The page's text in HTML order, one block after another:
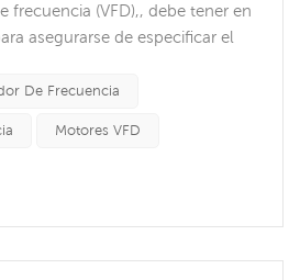
frecuencia (VFD),, debe tener en
asegurarse de especificar el
que se debe tomar al
del motor para
co...
De Frecuencia
Motores VFD